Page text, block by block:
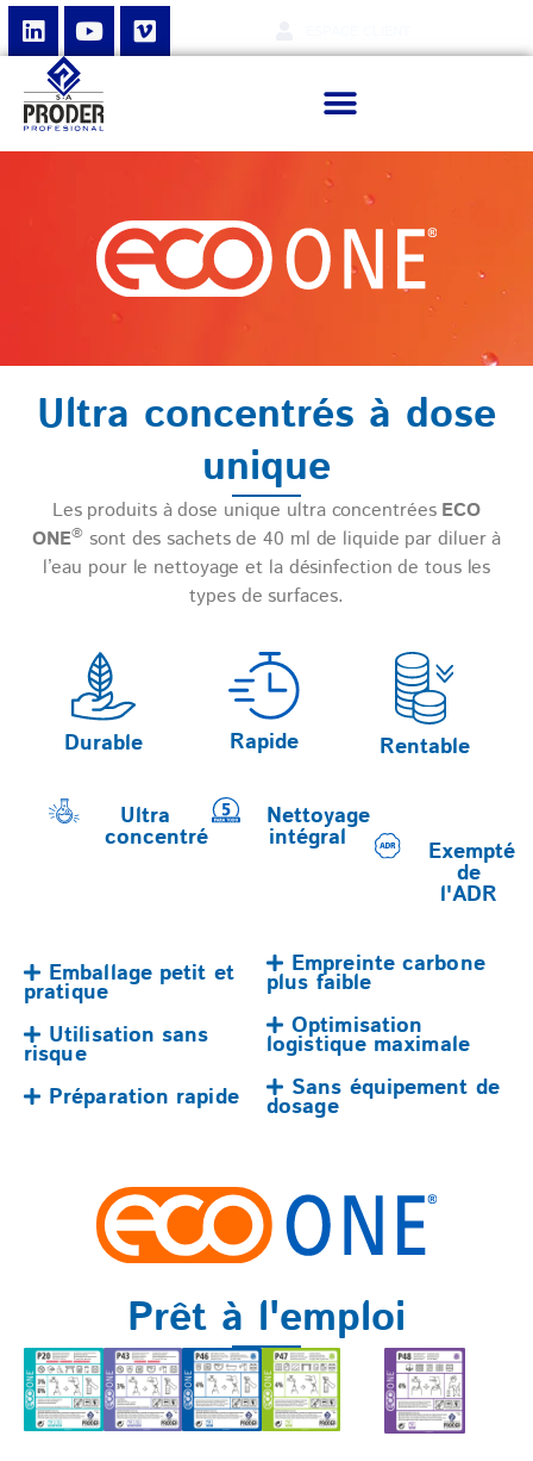
Ultra concentrés à dose
unique
Les produits à dose unique ultra concentrées ECO
ONE® sont des sachets de 40 ml de liquide par diluer à
l’eau pour le nettoyage et la désinfection de tous les
types de surfaces.
Durable Rapide Rentable
Ultra
concentré
Nettoyage
intégral Exempté
de
l'ADR
Emballage petit et
pratique
Utilisation sans
risque
Préparation rapide
Empreinte carbone
plus faible
Optimisation
logistique maximale
Sans équipement de
dosage
Prêt à l'emploi